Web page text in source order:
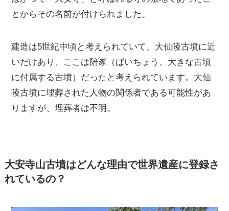
とからその名前が付けられました。
建造は5世紀中頃と考えられていて、大仙陵古墳に近
いだけあり、ここは陪冢（ばいちょう、大きな古墳
に付属する古墳）だったと考えられています。大仙
陵古墳に埋葬された人物の関係者である可能性があ
りますが、埋葬者は不明。
大安寺山古墳はどんな理由で世界遺産に登録さ
れているの？